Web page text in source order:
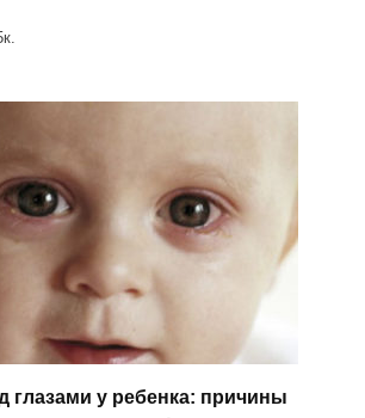
глазами у ребенка: причины